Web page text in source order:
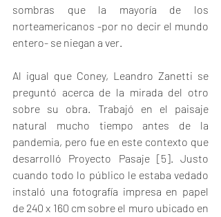
sombras que la mayoría de los
norteamericanos -por no decir el mundo
entero- se niegan a ver.
Al igual que Coney, Leandro Zanetti se
preguntó acerca de la mirada del otro
sobre su obra. Trabajó en el paisaje
natural mucho tiempo antes de la
pandemia, pero fue en este contexto que
desarrolló Proyecto Pasaje [5]. Justo
cuando todo lo público le estaba vedado
instaló una fotografía impresa en papel
de 240 x 160 cm sobre el muro ubicado en